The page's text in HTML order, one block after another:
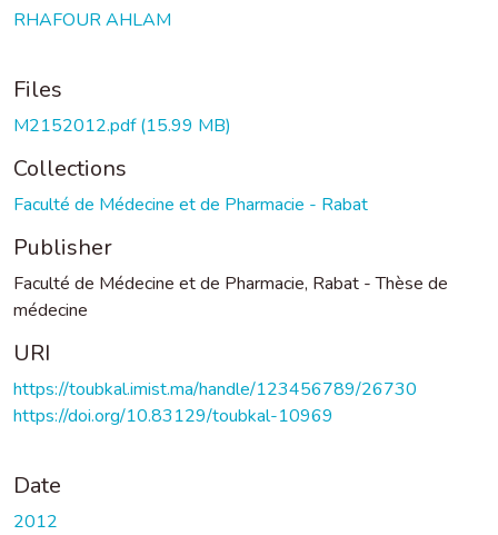
RHAFOUR AHLAM
Files
M2152012.pdf(15.99 MB)
Collections
Faculté de Médecine et de Pharmacie - Rabat
Publisher
Faculté de Médecine et de Pharmacie, Rabat - Thèse de
médecine
URI
https://toubkal.imist.ma/handle/123456789/26730
https://doi.org/10.83129/toubkal-10969
Date
2012